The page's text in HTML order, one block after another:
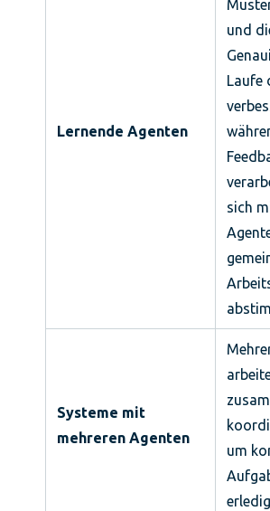
Lernende Agenten
und
Laufe
sich
Systeme mit
mehreren Agenten
um